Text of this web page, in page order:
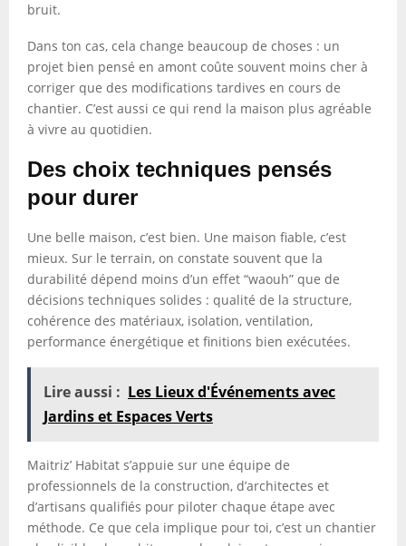
bruit.
Dans ton cas, cela change beaucoup de choses : un
projet bien pensé en amont coûte souvent moins cher à
corriger que des modifications tardives en cours de
chantier. C’est aussi ce qui rend la maison plus agréable
à vivre au quotidien.
Des choix techniques pensés
pour durer
Une belle maison, c’est bien. Une maison fiable, c’est
mieux. Sur le terrain, on constate souvent que la
durabilité dépend moins d’un effet “waouh” que de
décisions techniques solides : qualité de la structure,
cohérence des matériaux, isolation, ventilation,
performance énergétique et finitions bien exécutées.
Lire aussi : Les Lieux d'Événements avec
Jardins et Espaces Verts
Maitriz’ Habitat s’appuie sur une équipe de
professionnels de la construction, d’architectes et
d’artisans qualifiés pour piloter chaque étape avec
méthode. Ce que cela implique pour toi, c’est un chantier